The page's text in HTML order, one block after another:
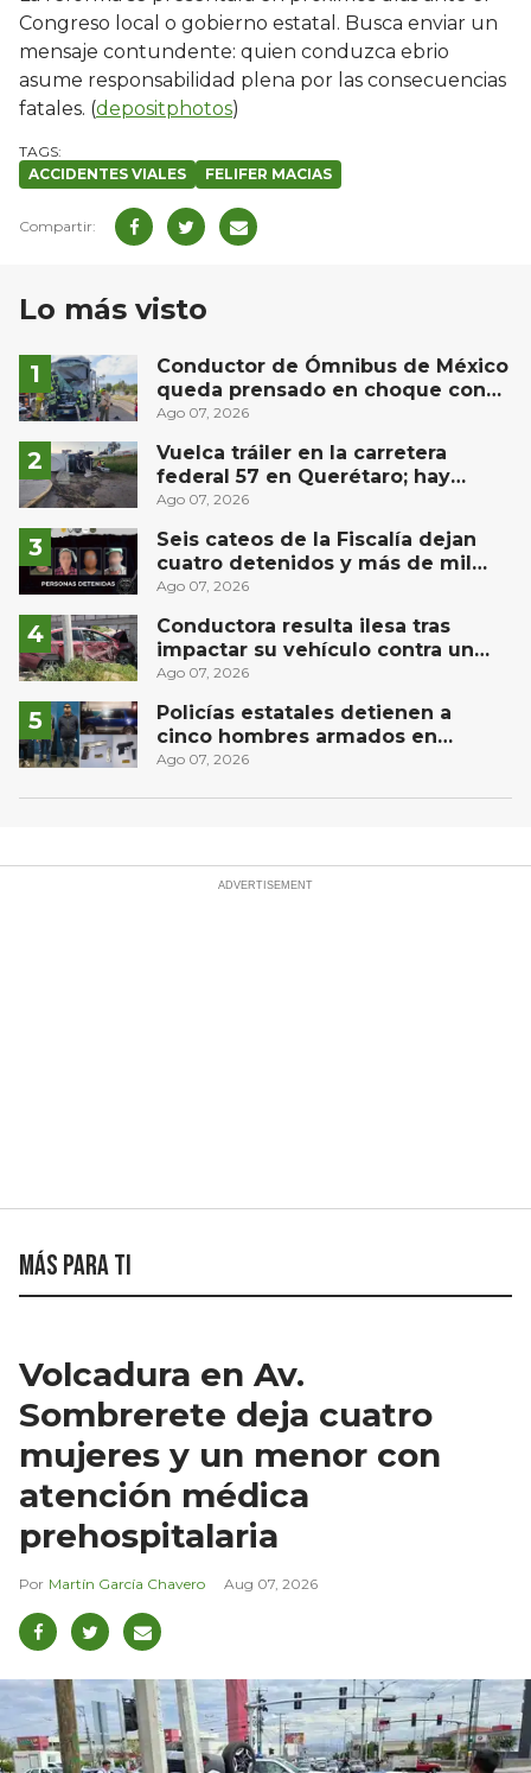
Congreso local o gobierno estatal. Busca enviar un
mensaje contundente: quien conduzca ebrio
asume responsabilidad plena por las consecuencias
fatales. (depositphotos)
ACCIDENTES VIALES FELIFER MACIAS
Lo más visto
Conductor de Ómnibus de México
queda prensado en choque con
materialista en San Juan del Río
Ago 07, 2026
Vuelca tráiler en la carretera
federal 57 en Querétaro; hay
derrame de combustible
Ago 07, 2026
Seis cateos de la Fiscalía dejan
cuatro detenidos y más de mil
dosis aseguradas en Querétaro
Ago 07, 2026
Conductora resulta ilesa tras
impactar su vehículo contra un
muro en Huimilpan
Ago 07, 2026
Policías estatales detienen a
cinco hombres armados en
Puebla capital
Ago 07, 2026
Más para ti
Volcadura en Av.
Sombrerete deja cuatro
mujeres y un menor con
atención médica
prehospitalaria
Martín García Chavero Aug 07, 2026